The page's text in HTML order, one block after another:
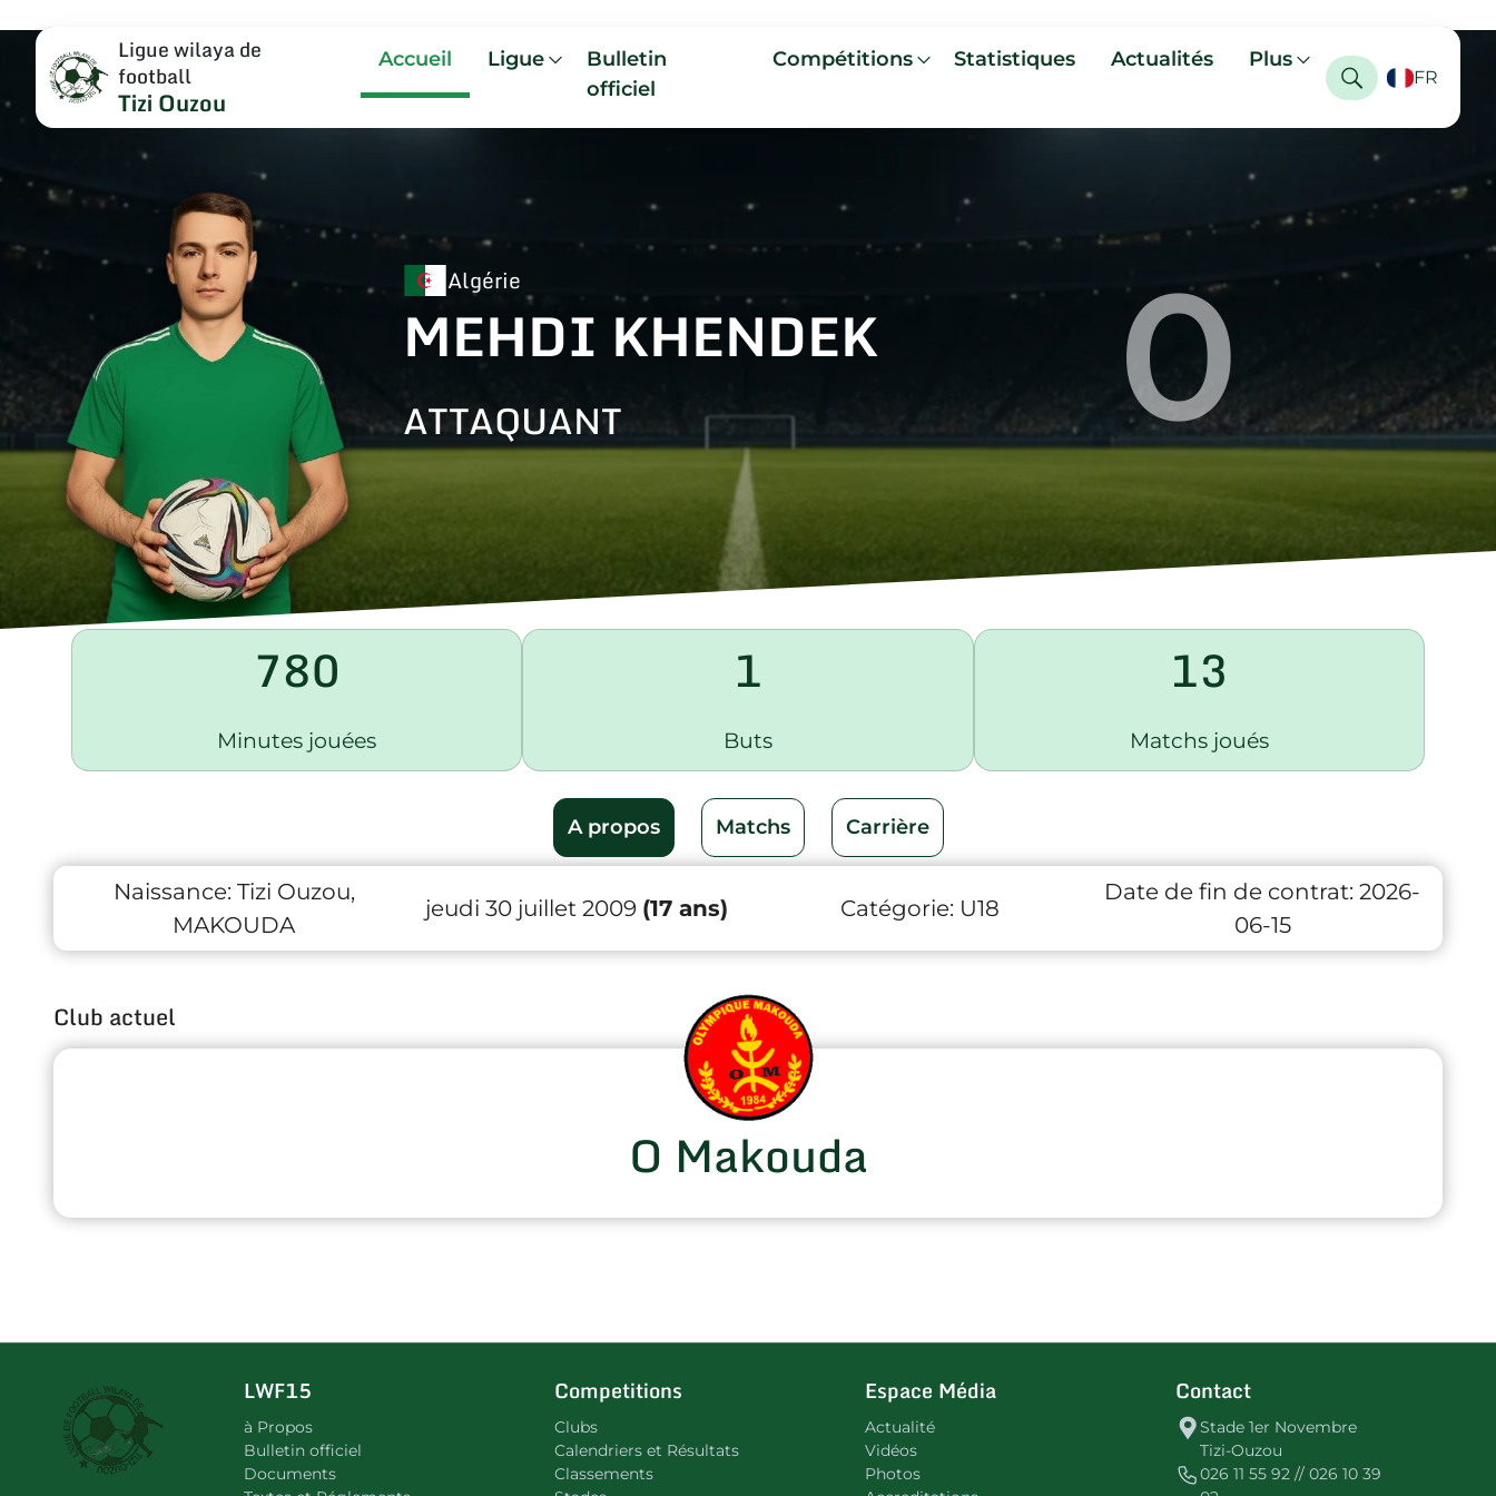
Ligue wilaya de
football
Tizi Ouzou
Accueil Ligue
Bulletin
officiel
Compétitions Statistiques Actualités Plus
FR
Algérie
MEHDI KHENDEK
ATTAQUANT 0
780
Minutes jouées
1
Buts
13
Matchs joués
A propos Matchs Carrière
Naissance: Tizi Ouzou,
MAKOUDA
jeudi 30 juillet 2009 (17 ans) Catégorie: U18
Date de fin de contrat: 2026-
06-15
Club actuel
O Makouda
LWF15
à Propos
Bulletin officiel
Documents
Competitions
Clubs
Calendriers et Résultats
Classements
Espace Média
Actualité
Vidéos
Photos
Contact
Stade 1er Novembre
Tizi-Ouzou
026 11 55 92 // 026 10 39